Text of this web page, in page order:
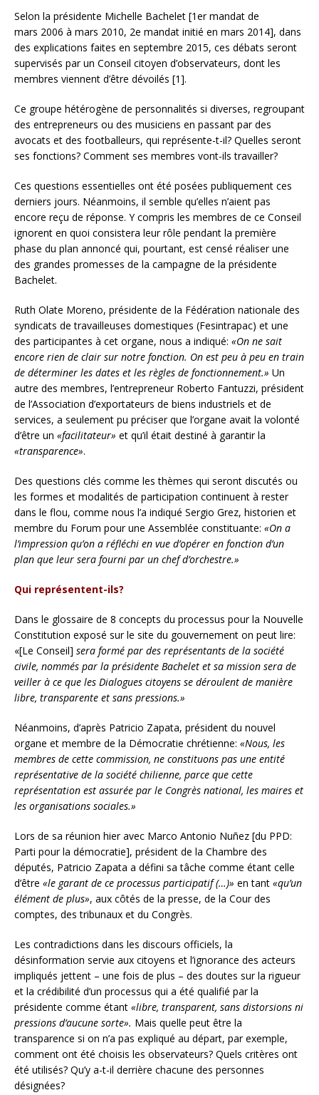
Selon la présidente Michelle Bachelet [1er mandat de
mars 2006 à mars 2010, 2e mandat initié en mars 2014], dans
des explications faites en septembre 2015, ces débats seront
supervisés par un Conseil citoyen d’observateurs, dont les
membres viennent d’être dévoilés [1].
Ce groupe hétérogène de personnalités si diverses, regroupant
des entrepreneurs ou des musiciens en passant par des
avocats et des footballeurs, qui représente-t-il? Quelles seront
ses fonctions? Comment ses membres vont-ils travailler?
Ces questions essentielles ont été posées publiquement ces
derniers jours. Néanmoins, il semble qu’elles n’aient pas
encore reçu de réponse. Y compris les membres de ce Conseil
ignorent en quoi consistera leur rôle pendant la première
phase du plan annoncé qui, pourtant, est censé réaliser une
des grandes promesses de la campagne de la présidente
Bachelet.
Ruth Olate Moreno, présidente de la Fédération nationale des
syndicats de travailleuses domestiques (Fesintrapac) et une
des participantes à cet organe, nous a indiqué: «On ne sait
encore rien de clair sur notre fonction. On est peu à peu en train
de déterminer les dates et les règles de fonctionnement.» Un
autre des membres, l’entrepreneur Roberto Fantuzzi, président
de l’Association d’exportateurs de biens industriels et de
services, a seulement pu préciser que l’organe avait la volonté
d’être un «facilitateur» et qu’il était destiné à garantir la
«transparence».
Des questions clés comme les thèmes qui seront discutés ou
les formes et modalités de participation continuent à rester
dans le flou, comme nous l’a indiqué Sergio Grez, historien et
membre du Forum pour une Assemblée constituante: «On a
l’impression qu’on a réfléchi en vue d’opérer en fonction d’un
plan que leur sera fourni par un chef d’orchestre.»
Qui représentent-ils?
Dans le glossaire de 8 concepts du processus pour la Nouvelle
Constitution exposé sur le site du gouvernement on peut lire:
«[Le Conseil] sera formé par des représentants de la société
civile, nommés par la présidente Bachelet et sa mission sera de
veiller à ce que les Dialogues citoyens se déroulent de manière
libre, transparente et sans pressions.»
Néanmoins, d’après Patricio Zapata, président du nouvel
organe et membre de la Démocratie chrétienne: «Nous, les
membres de cette commission, ne constituons pas une entité
représentative de la société chilienne, parce que cette
représentation est assurée par le Congrès national, les maires et
les organisations sociales.»
Lors de sa réunion hier avec Marco Antonio Nuñez [du PPD:
Parti pour la démocratie], président de la Chambre des
députés, Patricio Zapata a défini sa tâche comme étant celle
d’être «le garant de ce processus participatif (…)» en tant «qu’un
élément de plus», aux côtés de la presse, de la Cour des
comptes, des tribunaux et du Congrès.
Les contradictions dans les discours officiels, la
désinformation servie aux citoyens et l’ignorance des acteurs
impliqués jettent – une fois de plus – des doutes sur la rigueur
et la crédibilité d’un processus qui a été qualifié par la
présidente comme étant «libre, transparent, sans distorsions ni
pressions d’aucune sorte». Mais quelle peut être la
transparence si on n’a pas expliqué au départ, par exemple,
comment ont été choisis les observateurs? Quels critères ont
été utilisés? Qu’y a-t-il derrière chacune des personnes
désignées?